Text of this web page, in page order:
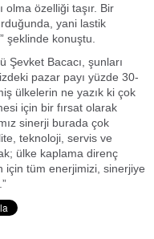
özelliği taşır. Bir
yani lastik
şeklinde konuştu.
Şevket Bacacı, şunları
pazar payı yüzde 30-
ülkelerin ne yazık ki çok
için bir fırsat olarak
sinerji burada çok
teknoloji, servis ve
ülke kaplama direnç
için tüm enerjimizi, sinerjiye